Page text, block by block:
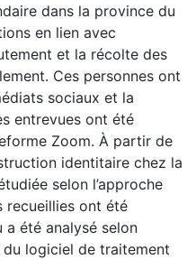
dans la province du
en lien avec
et la récolte des
Ces personnes ont
sociaux et la
entrevues ont été
Zoom. À partir de
identitaire chez la
selon l’approche
recueillies ont été
été analysé selon
logiciel de traitement